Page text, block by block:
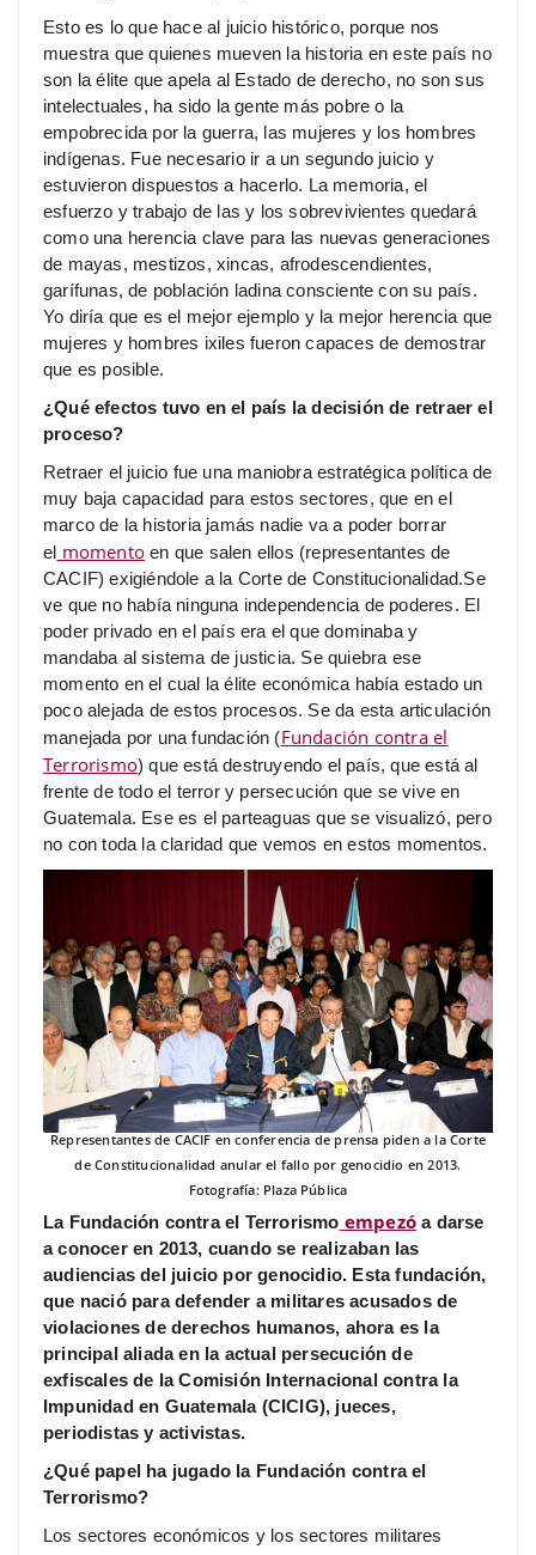
Esto es lo que hace al juicio histórico, porque nos
muestra que quienes mueven la historia en este país no
son la élite que apela al Estado de derecho, no son sus
intelectuales, ha sido la gente más pobre o la
empobrecida por la guerra, las mujeres y los hombres
indígenas. Fue necesario ir a un segundo juicio y
estuvieron dispuestos a hacerlo. La memoria, el
esfuerzo y trabajo de las y los sobrevivientes quedará
como una herencia clave para las nuevas generaciones
de mayas, mestizos, xincas, afrodescendientes,
garífunas, de población ladina consciente con su país.
Yo diría que es el mejor ejemplo y la mejor herencia que
mujeres y hombres ixiles fueron capaces de demostrar
que es posible.
¿Qué efectos tuvo en el país la decisión de retraer el
proceso?
Retraer el juicio fue una maniobra estratégica política de
muy baja capacidad para estos sectores, que en el
marco de la historia jamás nadie va a poder borrar
el momento en que salen ellos (representantes de
CACIF) exigiéndole a la Corte de Constitucionalidad.Se
ve que no había ninguna independencia de poderes. El
poder privado en el país era el que dominaba y
mandaba al sistema de justicia. Se quiebra ese
momento en el cual la élite económica había estado un
poco alejada de estos procesos. Se da esta articulación
manejada por una fundación (Fundación contra el
Terrorismo) que está destruyendo el país, que está al
frente de todo el terror y persecución que se vive en
Guatemala. Ese es el parteaguas que se visualizó, pero
no con toda la claridad que vemos en estos momentos.
Representantes de CACIF en conferencia de prensa piden a la Corte
de Constitucionalidad anular el fallo por genocidio en 2013.
Fotografía: Plaza Pública
La Fundación contra el Terrorismo empezó a darse
a conocer en 2013, cuando se realizaban las
audiencias del juicio por genocidio. Esta fundación,
que nació para defender a militares acusados de
violaciones de derechos humanos, ahora es la
principal aliada en la actual persecución de
exfiscales de la Comisión Internacional contra la
Impunidad en Guatemala (CICIG), jueces,
periodistas y activistas.
¿Qué papel ha jugado la Fundación contra el
Terrorismo?
Los sectores económicos y los sectores militares